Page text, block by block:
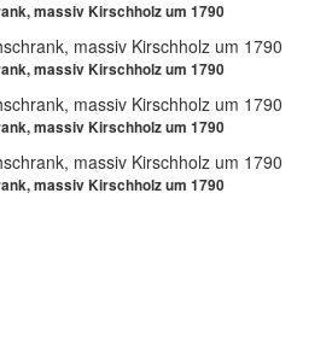
massiv Kirschholz um 1790
massiv Kirschholz um 1790
massiv Kirschholz um 1790
massiv Kirschholz um 1790